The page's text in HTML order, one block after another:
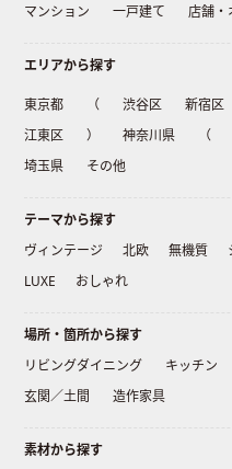
マンション
一戸建て 店舗・
エリアから探す
東京都 （ 渋谷区 新宿区
江東区
） 神奈川県 （
埼玉県
その他
テーマから探す
ヴィンテージ
北欧 無機質
LUXE
おしゃれ
場所・箇所から探す
リビングダイニング
キッチン
玄関／土間
造作家具
素材から探す